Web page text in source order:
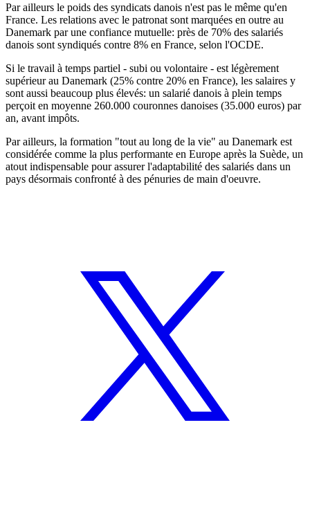
Par ailleurs le poids des syndicats danois n'est pas le même qu'en
France. Les relations avec le patronat sont marquées en outre au
Danemark par une confiance mutuelle: près de 70% des salariés
danois sont syndiqués contre 8% en France, selon l'OCDE.
Si le travail à temps partiel - subi ou volontaire - est légèrement
supérieur au Danemark (25% contre 20% en France), les salaires y
sont aussi beaucoup plus élevés: un salarié danois à plein temps
perçoit en moyenne 260.000 couronnes danoises (35.000 euros) par
an, avant impôts.
Par ailleurs, la formation "tout au long de la vie" au Danemark est
considérée comme la plus performante en Europe après la Suède, un
atout indispensable pour assurer l'adaptabilité des salariés dans un
pays désormais confronté à des pénuries de main d'oeuvre.